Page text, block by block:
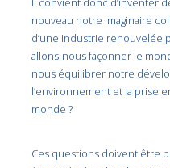
nouveau notre imaginaire
d’une industrie renouvelée
allons-nous façonner le
nous équilibrer notre
l’environnement et la prise
monde ?
Ces questions doivent être